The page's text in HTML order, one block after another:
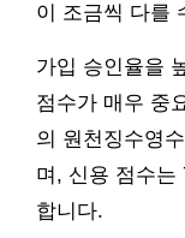
이 조금씩 다를
가입 승인율을
점수가 매우 중
의 원천징수영
며, 신용 점수는
합니다.